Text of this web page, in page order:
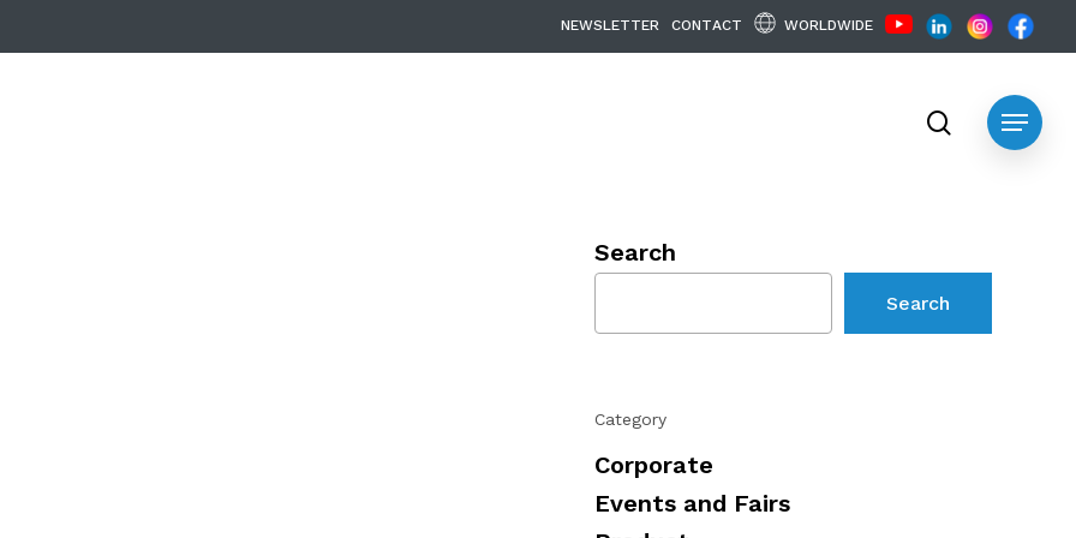
NEWSLETTER CONTACT WORLDWIDE
Menu
search
Search
Search
Category
Corporate
Events and Fairs